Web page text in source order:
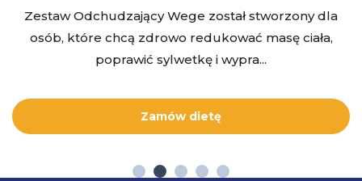
Zestaw Odchudzający Wege został stworzony dla
osób, które chcą zdrowo redukować masę ciała,
poprawić sylwetkę i wypra...
Zamów dietę